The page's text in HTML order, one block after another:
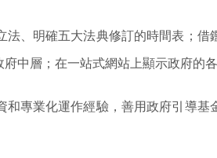
、明確五大法典修訂的時間表；
中層；在一站式網站上顯示政府的各
專業化運作經驗，善用政府引導